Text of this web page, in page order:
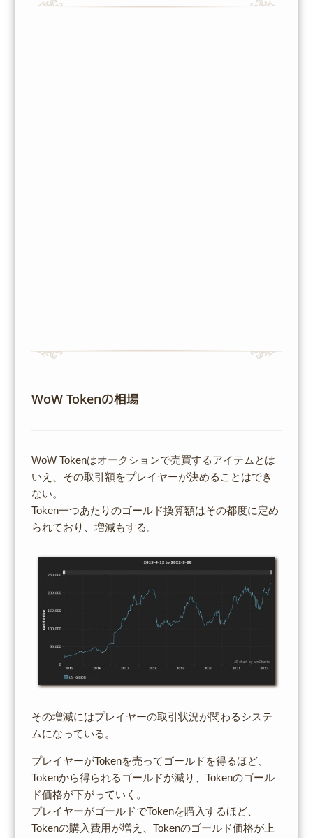
WoW Tokenの相場
WoW Tokenはオークションで売買するアイテムとは
いえ、その取引額をプレイヤーが決めることはでき
ない。
Token一つあたりのゴールド換算額はその都度に定め
られており、増減もする。
その増減にはプレイヤーの取引状況が関わるシステ
ムになっている。
プレイヤーがTokenを売ってゴールドを得るほど、
Tokenから得られるゴールドが減り、Tokenのゴール
ド価格が下がっていく。
プレイヤーがゴールドでTokenを購入するほど、
Tokenの購入費用が増え、Tokenのゴールド価格が上